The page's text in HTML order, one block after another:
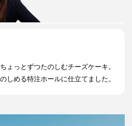
ょっとずつたのしむチーズケーキ。
しめる特注ホールに仕立てました。